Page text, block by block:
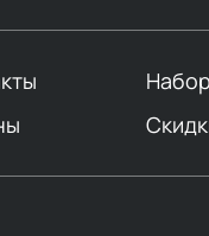
коллагена)
старения)
средства для